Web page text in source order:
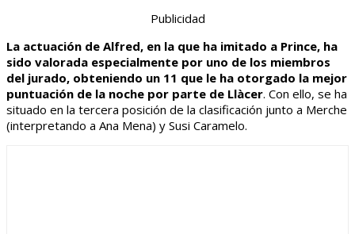
Publicidad
La actuación de Alfred, en la que ha imitado a Prince, ha
sido valorada especialmente por uno de los miembros
del jurado, obteniendo un 11 que le ha otorgado la mejor
puntuación de la noche por parte de Llàcer. Con ello, se ha
situado en la tercera posición de la clasificación junto a Merche
(interpretando a Ana Mena) y Susi Caramelo.